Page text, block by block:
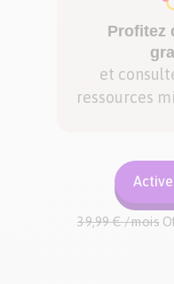
Profitez
et
ressources
39,99 € /mois